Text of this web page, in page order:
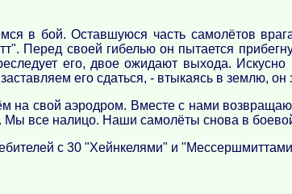
в бой. Оставшуюся часть самолётов
Перед своей гибелью он пытается
его, двое ожидают выхода.
его сдаться, - втыкаясь в землю, он
на свой аэродром. Вместе с нами
все налицо. Наши самолёты снова в
с 30 "Хейнкелями" и